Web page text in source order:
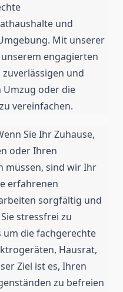
und
Mit unserer
engagierten
und
Umzug oder die
vereinfachen.
Sie Ihr Zuhause,
oder Ihren
müssen, sind wir Ihr
erfahrenen
sorgfältig und
stressfrei zu
die fachgerechte
Hausrat,
Ziel ist es, Ihren
zu befreien